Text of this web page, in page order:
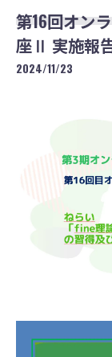
第16回オン
座Ⅱ 実施報
2024/11/23